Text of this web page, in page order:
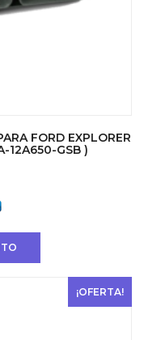
FORD EXPLORER
12A650-GSB )
¡OFERTA!